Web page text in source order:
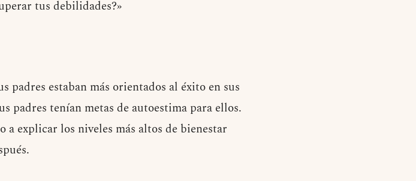
tus debilidades?»
padres estaban más orientados al éxito en sus
padres tenían metas de autoestima para ellos.
a explicar los niveles más altos de bienestar